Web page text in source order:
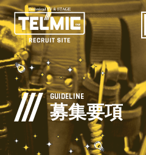
MESSAGE
メッセージ
WORKS
仕事紹介
JOB LIST
職種紹介
GUIDELINE
募集要項